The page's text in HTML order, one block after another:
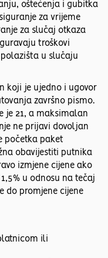
oštećenja i gubitka
za vrijeme
za slučaj otkaza
troškovi
u slučaju
koji je ujedno i ugovor
završno pismo.
je 21, a maksimalan
ne prijavi dovoljan
početka paket
obavijestiti putnika
izmjene cijene ako
u odnosu na tečaj
do promjene cijene
ili